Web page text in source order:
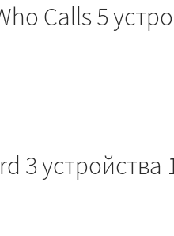
Calls 5
3 устройства